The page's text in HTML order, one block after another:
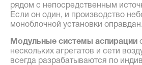
рядом с непосредственным
Если он один, и производство
моноблочной установки оправдан.
Модульные системы аспирации
нескольких агрегатов и сети
всегда разрабатываются по